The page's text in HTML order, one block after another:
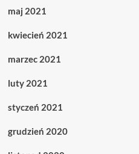
maj 2021
kwiecień 2021
marzec 2021
luty 2021
styczeń 2021
grudzień 2020